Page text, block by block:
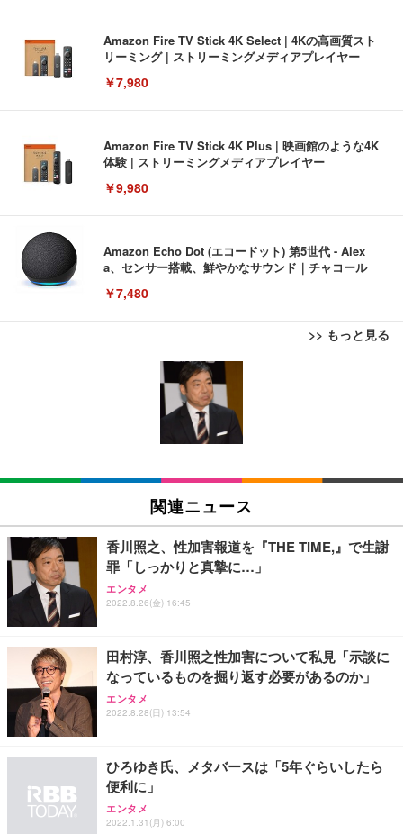
Amazon Fire TV Stick 4K Select | 4Kの高画質スト
リーミング | ストリーミングメディアプレイヤー
￥7,980
Amazon Fire TV Stick 4K Plus | 映画館のような4K
体験 | ストリーミングメディアプレイヤー
￥9,980
Amazon Echo Dot (エコードット) 第5世代 - Alex
a、センサー搭載、鮮やかなサウンド｜チャコール
￥7,480
>> もっと見る
[EdoErgo] オフィスチェア 椅子 テレワーク 疲れな
い 跳ね上げ式アームレスト コンパクト 約105度ロッ
キング pc 事務椅子 360度回転 座面昇降 強化ナイロ
ン樹脂ベース 通気性メッシュ 在宅ワーク H-WY01
(黒網+黒枠+黒足)
SIHOO B100 オフィスチェア／デスクチェア メッシ
ュチェア 人間工学 疲れない ブラック
￥27,999
Sezlife オフィスチェア デスクチェア 疲れない テレ
ワーク チェア 強化バックレスト 30度ロッキング機
能 人間工学 椅子 腰サポート 90度跳ね上げ式アーム
ョン PCチェア 通気性メッシュ ゲーミング/勉強/事
務用 おしゃれ パソコンチェア (ブラック)
Sezlife オフィスチェア デスクチェア 疲れない テレ
ワーク チェア 強化バックレスト 30度ロッキング機
能 人間工学 椅子 腰サポート 90度跳ね上げ式アーム
務用 おしゃれ パソコンチェア (ホワイト)
ANDWINT オフィスチェア デスクチェア 肘なし メ
ッシュ 通気性 ランバーサポート付き 腰サポート ガ
ス圧無段階昇降 360度回転 キャスター付き コンパク
EIZO ビジネス向けプレミアムモニター | FlexScan
EV3240X-WT | 31.5型4K UHD・USB Type-C・ホワ
EIZO ビジネス向けプレミアムモニター | FlexScan
【純正品】27"ゲーミングモニター DualSense 充電
フック付き（CFI-ZDM1J）
【整備済み品】Dell E2724HS 27インチ 液晶モニタ
ー フルHD（1920×1080）VA 非光沢 HDMI/DisplayP
ort/VGA スピーカー内蔵 高さ調整 スイベル VESA対
【MiniLED/24.5inch/280Hz/FHD】GRAPHT THE S
HOOTER Gaming Monitor 24” Essential ゲーミン
グモニター QD 24.5インチ 1ms FHD 量子ドット 残
Amazonベーシック ペットシーツ 薄型 レギュラー 1
回使い捨て 無香料 ホワイト 300枚
Amazonベーシック ペットシーツ 厚型 ワイド 42枚
x2袋(84枚) ホワイト(吸収面:ライトブルー)
￥3,234
ネオ・ルーライフ ネオ・オムツ L 中型犬用 26枚入
り 単品
Smart Basic(スマートベーシック) 【Amazon.co.jp
限定】 Smart Basic アイリスオーヤマ ペットシーツ
超厚型 お徳用 ワイド 100枚入 (x 1) (ケース販売)
アイリスオーヤマ ペットシーツ 超厚型 お徳用 レギ
ュラー 200枚入【Amazon.co.jp限定】
関連ニュース
香川照之、性加害報道を『THE TIME,』で生謝
罪「しっかりと真摯に…」
エンタメ
2022.8.26(金) 16:45
田村淳、香川照之性加害について私見「示談に
なっているものを掘り返す必要があるのか」
エンタメ
2022.8.28(日) 13:54
ひろゆき氏、メタバースは「5年ぐらいしたら
便利に」
エンタメ
2022.1.31(月) 6:00